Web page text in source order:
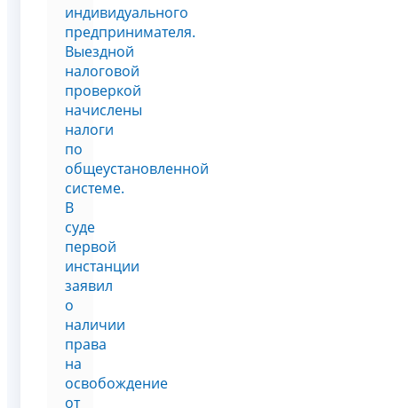
индивидуального
предпринимателя.
Выездной
налоговой
проверкой
начислены
налоги
по
общеустановленной
системе.
В
суде
первой
инстанции
заявил
о
наличии
права
на
освобождение
от